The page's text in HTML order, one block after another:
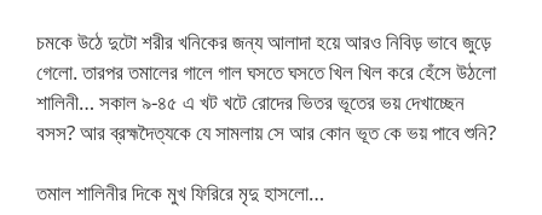
চমকে উঠে দুটো শরীর খনিকের জন্য আলাদা হয়ে আরও নিবিড় ভাবে জুড়ে
গেলো. তারপর তমালের গালে গাল ঘসতে ঘসতে খিল খিল করে হেঁসে উঠলো
শালিনী… সকাল ৯-৪৫ এ খট খটে রোদের ভিতর ভূতের ভয় দেখাচ্ছেন
বসস? আর ব্রহ্মদৈত্যকে যে সামলায় সে আর কোন ভূত কে ভয় পাবে শুনি?
তমাল শালিনীর দিকে মুখ ফিরিরে মৃদু হাসলো…